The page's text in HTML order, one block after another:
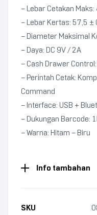
– Lebar Cetakan
– Lebar Kertas: 57,5 ±
– Diameter Maksimal
– Daya: DC 9V / 2A
– Cash Drawer
– Perintah Cetak:
Command
– Interface: USB +
– Dukungan Barcode:
– Warna: Hitam – Biru
Info tambahan
SKU